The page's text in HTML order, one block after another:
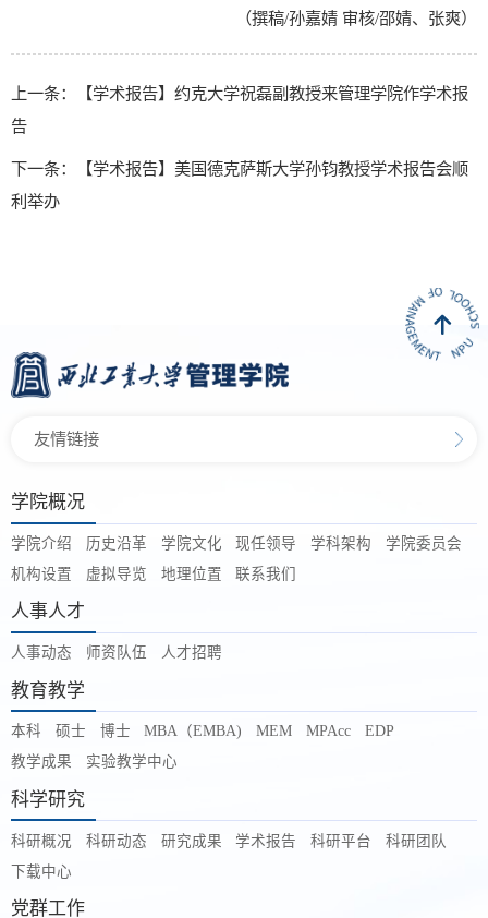
（撰稿/孙嘉婧 审核/邵婧、张爽）
上一条：【学术报告】约克大学祝磊副教授来管理学院作学术报
告
下一条：【学术报告】美国德克萨斯大学孙钧教授学术报告会顺
利举办
友情链接
学院概况
学院介绍 历史沿革 学院文化 现任领导 学科架构
学院委员会
机构设置
虚拟导览 地理位置 联系我们
人事人才
人事动态 师资队伍 人才招聘
教育教学
本科 硕士 博士 MBA（EMBA) MEM MPAcc
EDP
教学成果
实验教学中心
科学研究
科研概况 科研动态 研究成果 学术报告 科研平台
科研团队
下载中心
党群工作